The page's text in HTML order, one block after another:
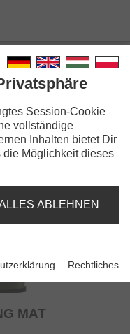
MAT
Session-Cookie
vollständige
Inhalten bietet Dir
die Möglichkeit dieses
ABLEHNEN
Rechtliches